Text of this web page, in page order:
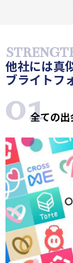
他社には真
ブライトフ
全ての